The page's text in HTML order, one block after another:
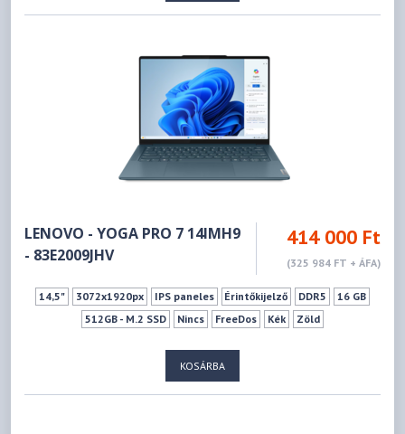
LENOVO - YOGA PRO 7 14IMH9
- 83E2009JHV
414 000 Ft
(325 984 FT + ÁFA)
14,5" 3072x1920px IPS paneles Érintőkijelző DDR5
16 GB
512GB - M.2 SSD
Nincs FreeDos Kék Zöld
KOSÁRBA